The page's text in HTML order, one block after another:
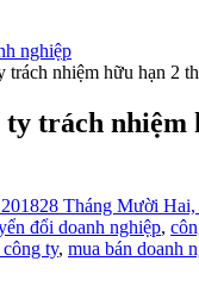
nghiệp
trách nhiệm hữu hạn 2
trách nhiệm
28 Tháng Mười Hai,
đổi doanh nghiệp,
công ty, mua bán doanh